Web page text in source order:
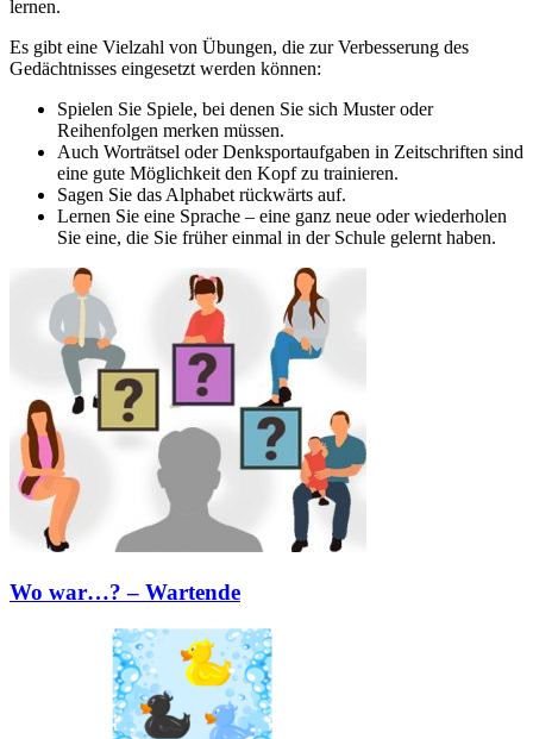
lernen.
Es gibt eine Vielzahl von Übungen, die zur Verbesserung des
Gedächtnisses eingesetzt werden können:
Spielen Sie Spiele, bei denen Sie sich Muster oder
Reihenfolgen merken müssen.
Auch Worträtsel oder Denksportaufgaben in Zeitschriften sind
eine gute Möglichkeit den Kopf zu trainieren.
Sagen Sie das Alphabet rückwärts auf.
Lernen Sie eine Sprache – eine ganz neue oder wiederholen
Sie eine, die Sie früher einmal in der Schule gelernt haben.
Wo war…? – Wartende